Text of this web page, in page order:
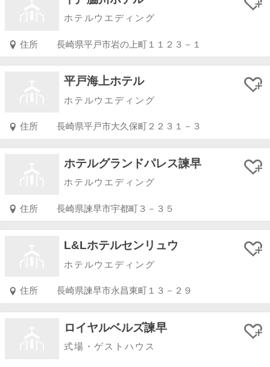
ホテルウエディング
住所 長崎県平戸市岩の上町１１２３－１
平戸海上ホテル
ホテルウエディング
住所 長崎県平戸市大久保町２２３１－３
ホテルグランドパレス諫早
ホテルウエディング
住所 長崎県諫早市宇都町３－３５
L&Lホテルセンリュウ
ホテルウエディング
住所 長崎県諫早市永昌東町１３－２９
ロイヤルベルズ諫早
式場・ゲストハウス